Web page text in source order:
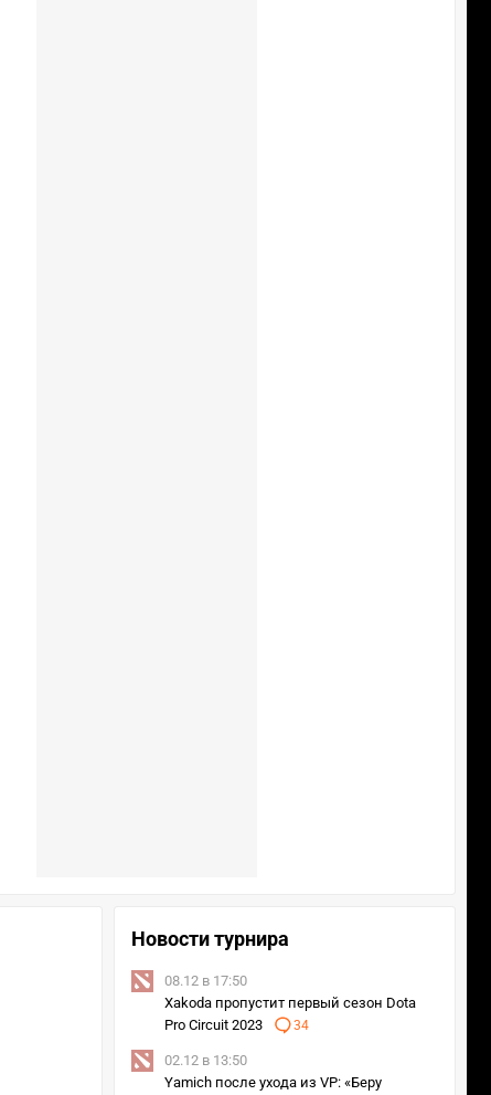
Новости турнира
08.12 в 17:50
Xakoda пропустит первый сезон Dota
Pro Circuit 2023
34
02.12 в 13:50
Yamich после ухода из VP: «Беру